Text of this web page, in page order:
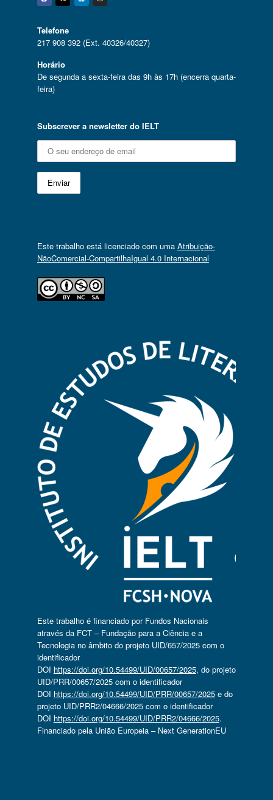
Telefone
217 908 392 (Ext. 40326/40327)
Horário
De segunda a sexta-feira das 9h às 17h (encerra quarta-
feira)
Subscrever a newsletter do IELT
Este trabalho está licenciado com uma Atribuição-
NãoComercial-CompartilhaIgual 4.0 Internacional
Este trabalho é financiado por Fundos Nacionais
através da FCT – Fundação para a Ciência e a
Tecnologia no âmbito do projeto UID/657/2025 com o
identificador
DOI https://doi.org/10.54499/UID/00657/2025, do projeto
UID/PRR/00657/2025 com o identificador
DOI https://doi.org/10.54499/UID/PRR/00657/2025e do
projeto UID/PRR2/04666/2025 com o identificador
DOI https://doi.org/10.54499/UID/PRR2/04666/2025.
Financiado pela União Europeia – Next GenerationEU